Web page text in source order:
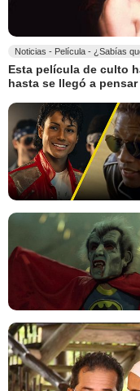
Noticias - Película - ¿Sabías
Esta película de culto
hasta se llegó a